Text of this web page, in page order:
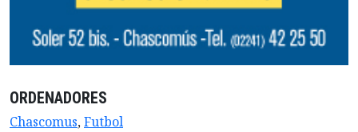
ORDENADORES
Chascomus,Futbol